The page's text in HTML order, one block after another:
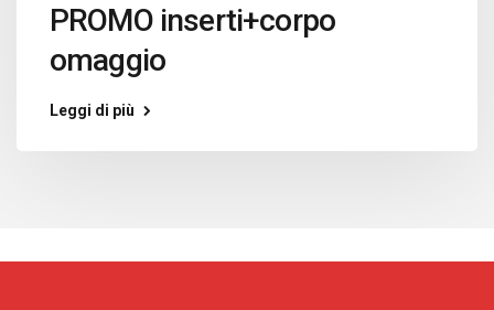
PROMO inserti+corpo
omaggio
Leggi di più